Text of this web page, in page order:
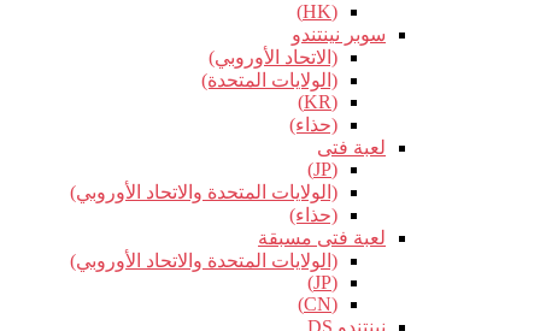
(HK)
سوبر نينتندو
(الاتحاد الأوروبي)
(الولايات المتحدة)
(KR)
(حذاء)
لعبة فتى
(JP)
(الولايات المتحدة والاتحاد الأوروبي)
(حذاء)
لعبة فتى مسبقة
(الولايات المتحدة والاتحاد الأوروبي)
(JP)
(CN)